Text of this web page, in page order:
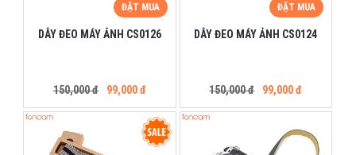
ĐẶT MUA
DÂY ĐEO MÁY ẢNH CS0126
150,000 đ 99,000 đ
ĐẶT MUA
DÂY ĐEO MÁY ẢNH CS0124
150,000 đ 99,000 đ